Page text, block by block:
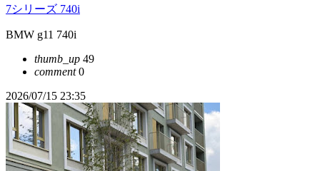
7シリーズ 740i
BMW g11 740i
thumb_up 49
comment0
2026/07/15 23:35